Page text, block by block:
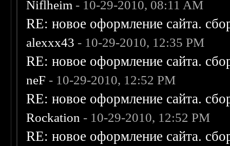
Niflheim - 10-29-2010, 08:11 AM
RE: новое оформление сайта.
alexxx43 - 10-29-2010, 12:35 PM
RE: новое оформление сайта.
neF - 10-29-2010, 12:52 PM
RE: новое оформление сайта.
Rockation - 10-29-2010, 12:52 PM
RE: новое оформление сайта.